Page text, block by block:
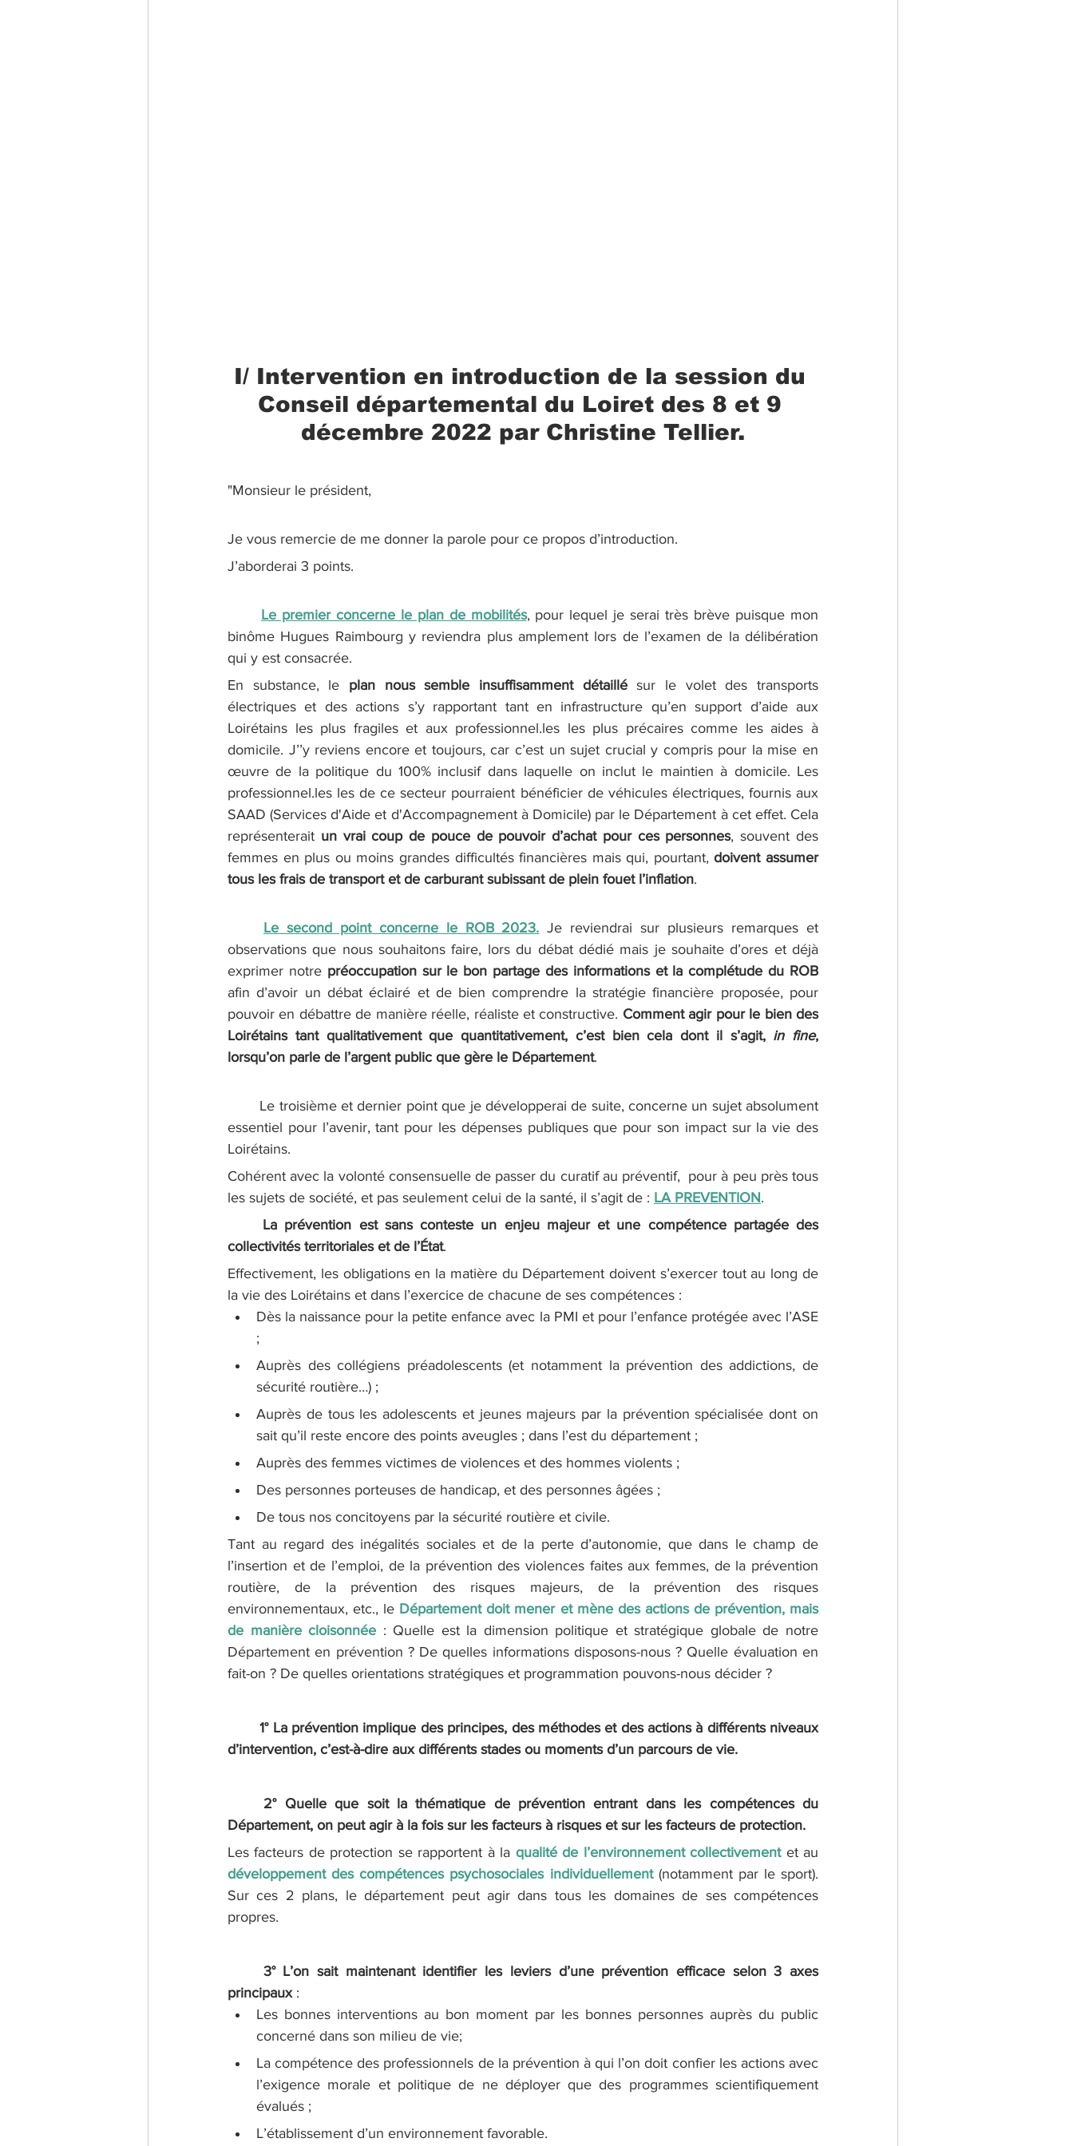
I/ Intervention en introduction de la session du
Conseil départemental du Loiret des 8 et 9
décembre 2022 par Christine Tellier.
"Monsieur le président,
Je vous remercie de me donner la parole pour ce propos d’introduction.
J’aborderai 3 points.
Le premier concerne le plan de mobilités, pour lequel je serai très brève puisque mon
binôme Hugues Raimbourg y reviendra plus amplement lors de l’examen de la délibération
qui y est consacrée.
En substance, le plan nous semble insuffisamment détaillé sur le volet des transports
électriques et des actions s’y rapportant tant en infrastructure qu’en support d’aide aux
Loirétains les plus fragiles et aux professionnel.les les plus précaires comme les aides à
domicile. J’’y reviens encore et toujours, car c’est un sujet crucial y compris pour la mise en
œuvre de la politique du 100% inclusif dans laquelle on inclut le maintien à domicile. Les
professionnel.les les de ce secteur pourraient bénéficier de véhicules électriques, fournis aux
SAAD (Services d'Aide et d'Accompagnement à Domicile) par le Département à cet effet. Cela
représenterait un vrai coup de pouce de pouvoir d’achat pour ces personnes, souvent des
femmes en plus ou moins grandes difficultés financières mais qui, pourtant, doivent assumer
tous les frais de transport et de carburant subissant de plein fouet l’inflation.
Le second point concerne le ROB 2023. Je reviendrai sur plusieurs remarques et
observations que nous souhaitons faire, lors du débat dédié mais je souhaite d’ores et déjà
exprimer notre
afin d’avoir un débat éclairé et de bien comprendre la stratégie financière proposée, pour
pouvoir en débattre de manière réelle, réaliste et constructive. Comment agir pour le bien des
Loirétains tant qualitativement que quantitativement, c’est bien cela dont il s’agit, in fine,
lorsqu’on parle de l’argent public que gère le Département.
essentiel pour l’avenir, tant pour les dépenses publiques que pour son impact sur la vie des
Loirétains.
Cohérent avec la volonté consensuelle de passer du curatif au préventif,  pour à peu près tous
les sujets de société, et pas seulement celui de la santé, il s’agit de : LA PREVENTION.
La prévention est sans conteste un enjeu majeur et une compétence partagée des
collectivités territoriales et de l’État.
Effectivement, les obligations en la matière du Département doivent s’exercer tout au long de
la vie des Loirétains et dans l’exercice de chacune de ses compétences :
Dès la naissance pour la petite enfance avec la PMI et pour l’enfance protégée avec l’ASE
;
Auprès des collégiens préadolescents (et notamment la prévention des addictions, de
sécurité routière…) ;
Auprès de tous les adolescents et jeunes majeurs par la prévention spécialisée dont on
sait qu’il reste encore des points aveugles ; dans l’est du département ;
Auprès des femmes victimes de violences et des hommes violents ;
Des personnes porteuses de handicap, et des personnes âgées ;
De tous nos concitoyens par la sécurité routière et civile.
Tant au regard des inégalités sociales et de la perte d’autonomie, que dans le champ de
l’insertion et de l’emploi, de la prévention des violences faites aux femmes, de la prévention
routière, de la prévention des risques majeurs, de la prévention des risques
environnementaux, etc., le Département doit mener et mène des actions de prévention, mais
de manière cloisonnée : Quelle est la dimension politique et stratégique globale de notre
Département en prévention ? De quelles informations disposons-nous ? Quelle évaluation en
fait-on ? De quelles orientations stratégiques et programmation pouvons-nous décider ?
1° La prévention implique des principes, des méthodes et des actions à différents niveaux
d’intervention, c’est-à-dire aux différents stades ou moments d’un parcours de vie.
2° Quelle que soit la thématique de prévention entrant dans les compétences du
Département, on peut agir à la fois sur les facteurs à risques et sur les facteurs de protection.
Les facteurs de protection se rapportent à la qualité de l’environnement collectivement
développement des compétences psychosociales individuellement (notamment par le sport).
Sur ces 2 plans, le département peut agir dans tous les domaines de ses compétences
propres.
3° L’on sait maintenant identifier les leviers d’une prévention efficace selon 3 axes
principaux :
Les bonnes interventions au bon moment par les bonnes personnes auprès du public
concerné dans son milieu de vie;
La compétence des professionnels de la prévention à qui l’on doit confier les actions avec
l’exigence morale et politique de ne déployer que des programmes scientifiquement
évalués ;
L’établissement d’un environnement favorable.